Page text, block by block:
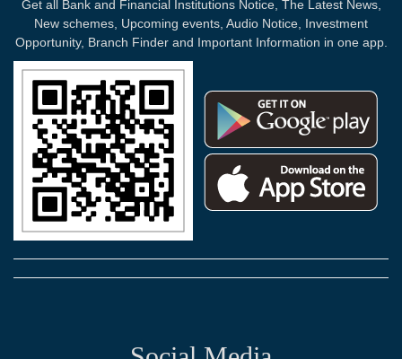
Get all Bank and Financial Institutions Notice, The Latest News,
New schemes, Upcoming events, Audio Notice, Investment
Opportunity, Branch Finder and Important Information in one app.